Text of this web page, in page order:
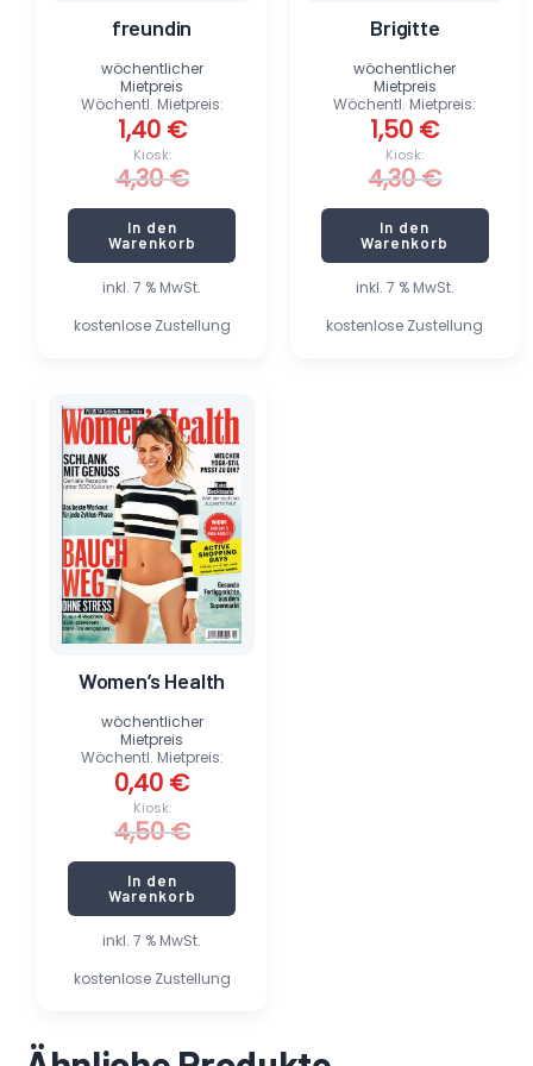
inkl. 7 % MwSt.
kostenlose Zustellung
freundin
Kiosk:
4,30€
Wöchentl. Mietpreis:
1,40 €
wöchentlicher
Mietpreis
In den
Warenkorb
inkl. 7 % MwSt.
kostenlose Zustellung
Brigitte
Kiosk:
4,30€
Wöchentl. Mietpreis:
1,50 €
wöchentlicher
Mietpreis
In den
Warenkorb
inkl. 7 % MwSt.
kostenlose Zustellung
Women’s Health
Kiosk:
4,50€
Preis
war:
4,50 €
Wöchentl. Mietpreis:
0,40 €
Preis
ist:
0,40 €.
wöchentlicher
Mietpreis
In den
Warenkorb